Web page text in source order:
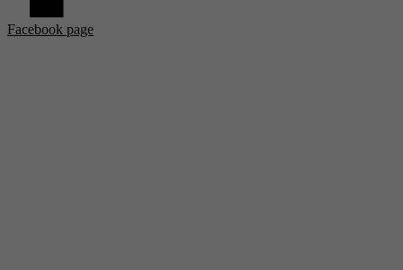
Facebook page